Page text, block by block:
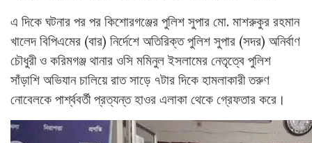
এ দিকে ঘটনার পর পর কিশোরগঞ্জের পুলিশ সুপার মো. মাশরুকুর রহমান
খালেদ বিপিএমের (বার) নির্দেশে অতিরিক্ত পুলিশ সুপার (সদর) অনির্বাণ
চৌধুরী ও করিমগঞ্জ থানার ওসি মমিনুল ইসলামের নেতৃত্বে পুলিশ
সাঁড়াশি অভিযান চালিয়ে রাত সাড়ে ৭টার দিকে হামলাকারী তরুণ
নোবেলকে পার্শ্ববর্তী প্রত্যন্ত হাওর এলাকা থেকে গ্রেফতার করে।